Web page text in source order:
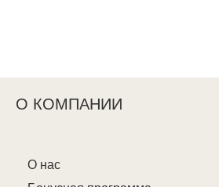
О КОМПАНИИ
О нас